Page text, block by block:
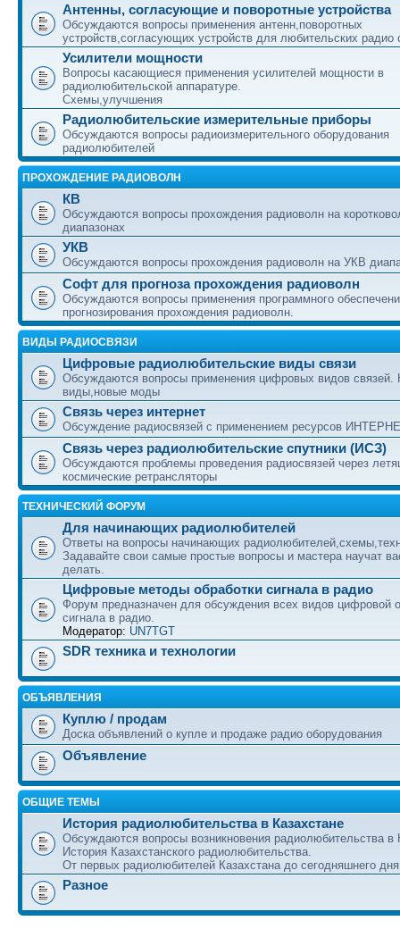
Антенны, согласующие и поворотные устройства
Обсуждаются вопросы применения антенн,поворотных
устройств,согласующих устройств для любительских радио
Усилители мощности
Вопросы касающиеся применения усилителей мощности в
радиолюбительской аппаратуре.
Схемы,улучшения
Радиолюбительские измерительные приборы
Обсуждаются вопросы радиоизмерительного оборудования
радиолюбителей
ПРОХОЖДЕНИЕ РАДИОВОЛН
КВ
Обсуждаются вопросы прохождения радиоволн на
диапазонах
УКВ
Обсуждаются вопросы прохождения радиоволн на УКВ
Софт для прогноза прохождения радиоволн
Обсуждаются вопросы применения программного
прогнозирования прохождения радиоволн.
ВИДЫ РАДИОСВЯЗИ
Цифровые радиолюбительские виды связи
Обсуждаются вопросы применения цифровых видов связей.
виды,новые моды
Связь через интернет
Обсуждение радиосвязей с применением ресурсов
Связь через радиолюбительские спутники (ИСЗ)
Обсуждаются проблемы проведения радиосвязей через
космические ретрансляторы
ТЕХНИЧЕСКИЙ ФОРУМ
Для начинающих радиолюбителей
Ответы на вопросы начинающих
Задавайте свои самые простые вопросы и мастера научат
делать.
Цифровые методы обработки сигнала в радио
Форум предназначен для обсуждения всех видов цифровой
сигнала в радио.
Модератор: UN7TGT
SDR техника и технологии
ОБЪЯВЛЕНИЯ
Куплю / продам
Доска объявлений о купле и продаже радио оборудования
Объявление
ОБЩИЕ ТЕМЫ
История радиолюбительства в Казахстане
Обсуждаются вопросы возникновения радиолюбительства в
История Казахстанского радиолюбительства.
От первых радиолюбителей Казахстана до сегодняшнего дня
Разное